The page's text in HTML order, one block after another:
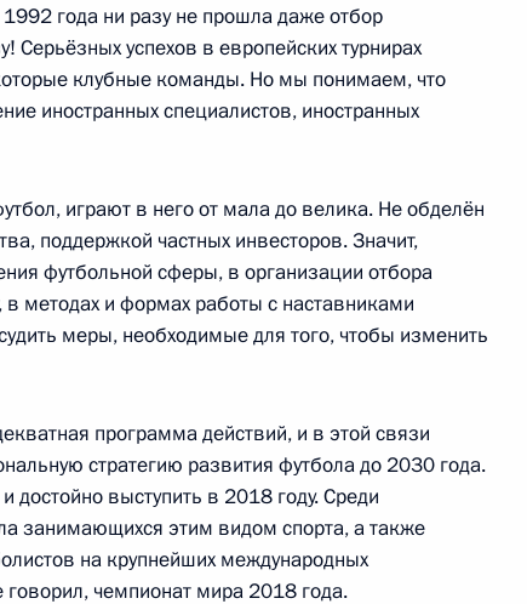
аккредитованных для
Президента Федеральному
4
области Олегом
года ни разу не прошла даже отбор
Серьёзных успехов в европейских турнирах
клубные команды. Но мы понимаем, что
иностранных специалистов, иностранных
играют в него от мала до велика. Не обделён
поддержкой частных инвесторов. Значит,
футбольной сферы, в организации отбора
в методах и формах работы с наставниками
меры, необходимые для того, чтобы изменить
программа действий, и в этой связи
стратегию развития футбола до 2030 года.
достойно выступить в 2018 году. Среди
занимающихся этим видом спорта, а также
на крупнейших международных
чемпионат мира 2018 года.